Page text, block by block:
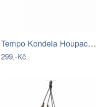
Tempo Kondela Houpací síť HAVANA - vzor…
299,-Kč